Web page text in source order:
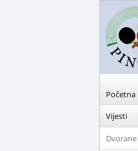
Početna
Vijesti
Dvorane